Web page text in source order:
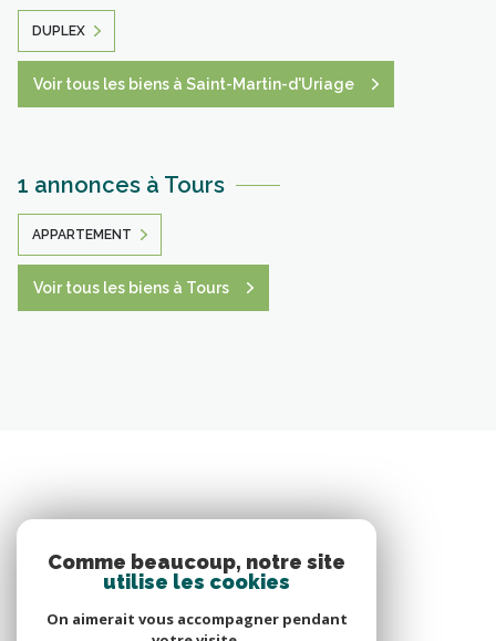
DUPLEX
Voir tous les biens à Saint-Martin-d'Uriage
1 annonces à Tours
APPARTEMENT
Voir tous les biens à Tours
Comme beaucoup, notre site
utilise les cookies
On aimerait vous accompagner pendant